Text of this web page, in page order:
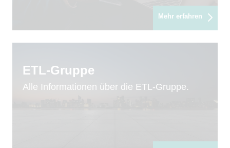
Mehr erfahren
ETL-Gruppe
Alle Informationen über die ETL-Gruppe.